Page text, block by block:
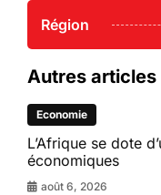
Région
Autres articles
Economie
L’Afrique se dote
économiques
août 6, 2026